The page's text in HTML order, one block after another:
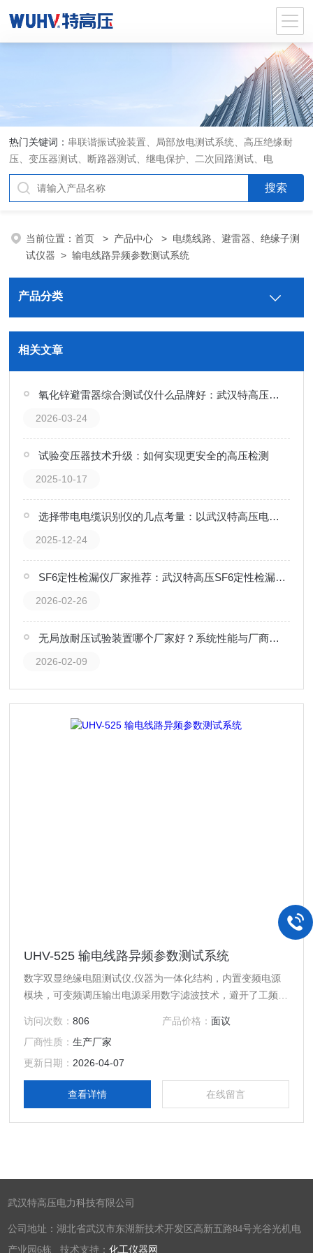
热门关键词： 串联谐振试验装置、局部放电测试系统、高压绝缘耐
压、变压器测试、断路器测试、继电保护、二次回路测试、电
当前位置：首页 > 产品中心 > 电缆线路、避雷器、绝缘子测
试仪器 >输电线路异频参数测试系统
产品分类
相关文章
氧化锌避雷器综合测试仪什么品牌好：武汉特高压测试仪的应用纪实
2026-03-24
试验变压器技术升级：如何实现更安全的高压检测
2025-10-17
选择带电电缆识别仪的几点考量：以武汉特高压电力科技为例
2025-12-24
SF6定性检漏仪厂家推荐：武汉特高压SF6定性检漏仪的应用逻辑与价值探讨
2026-02-26
无局放耐压试验装置哪个厂家好？系统性能与厂商方案深度解析
2026-02-09
UHV-525 输电线路异频参数测试系统
数字双显绝缘电阻测试仪,仪器为一体化结构，内置变频电源
模块，可变频调压输出电源采用数字滤波技术，避开了工频电
访问次数：806 产品价格： 面议
厂商性质：生产厂家
更新日期： 2026-04-07
查看详情 在线留言
武汉特高压电力科技有限公司
公司地址：湖北省武汉市东湖新技术开发区高新五路84号光谷光机电
产业园6栋 技术支持：化工仪器网